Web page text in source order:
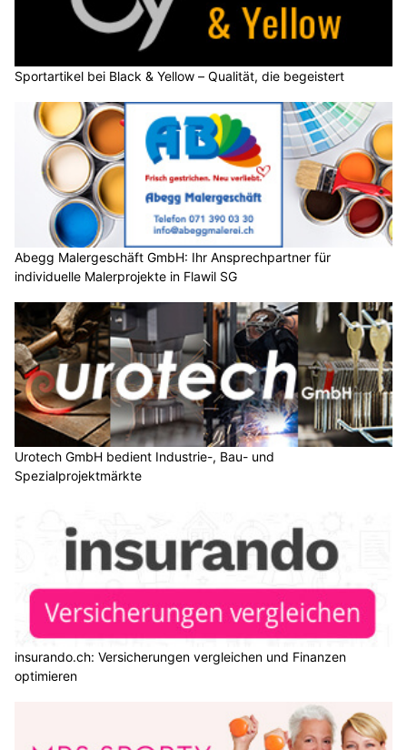
Sportartikel bei Black & Yellow – Qualität, die begeistert
Abegg Malergeschäft GmbH: Ihr Ansprechpartner für
individuelle Malerprojekte in Flawil SG
Urotech GmbH bedient Industrie-, Bau- und
Spezialprojektmärkte
insurando.ch: Versicherungen vergleichen und Finanzen
optimieren